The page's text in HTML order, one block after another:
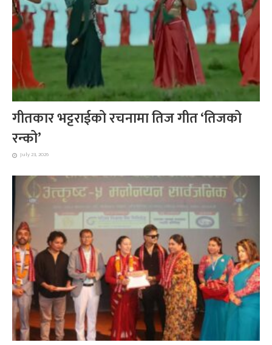
गीतकार भट्टराईको रचनामा तिज गीत ‘तिजको
रन्को’
July 23, 2026